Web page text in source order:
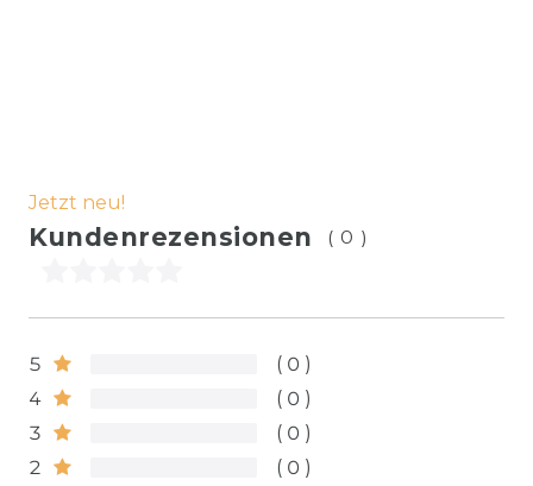
Jetzt neu!
Kundenrezensionen (0)
5
0
4
0
3
0
2
0